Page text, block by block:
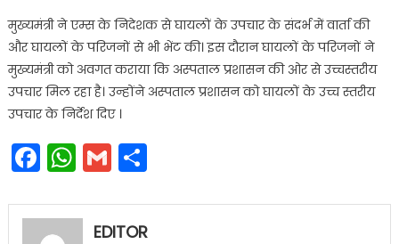
मुख्यमंत्री ने एम्स के निदेशक से घायलों के उपचार के संदर्भ में वार्ता की
और घायलों के परिजनों से भी भेंट की। इस दौरान घायलों के परिजनों ने
मुख्यमंत्री को अवगत कराया कि अस्पताल प्रशासन की ओर से उच्चस्तरीय
उपचार मिल रहा है। उन्होंने अस्पताल प्रशासन को घायलों के उच्च स्तरीय
उपचार के निर्देश दिए ।
Facebook
WhatsApp
GmailShare
EDITOR